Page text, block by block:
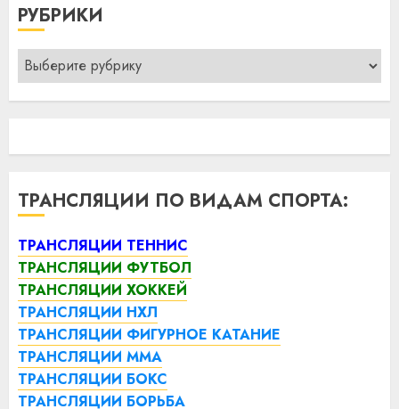
РУБРИКИ
Рубрики
ТРАНСЛЯЦИИ ПО ВИДАМ СПОРТА:
ТРАНСЛЯЦИИ ТЕННИС
ТРАНСЛЯЦИИ ФУТБОЛ
ТРАНСЛЯЦИИ ХОККЕЙ
ТРАНСЛЯЦИИ НХЛ
ТРАНСЛЯЦИИ ФИГУРНОЕ КАТАНИЕ
ТРАНСЛЯЦИИ ММА
ТРАНСЛЯЦИИ БОКС
ТРАНСЛЯЦИИ БОРЬБА